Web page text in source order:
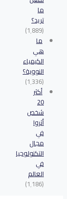
ما
تريد؟
(1٬889)
ما
هي
الكيمياء
النووية؟
(1٬336)
أكثر
20
شخص
أثروا
في
مجال
التكنولوجيا
في
العالم
(1٬186)